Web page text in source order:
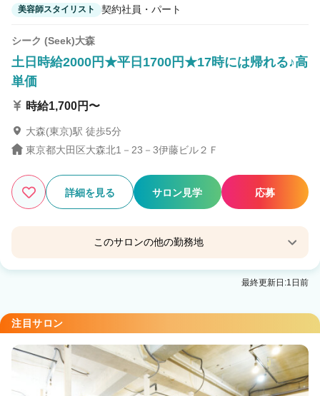
美容師スタイリスト 契約社員・パート
シーク (Seek)大森
土日時給2000円★平日1700円★17時には帰れる♪高
単価
時給1,700円〜
大森(東京)駅 徒歩5分
東京都大田区大森北1－23－3伊藤ビル２Ｆ
詳細を見る サロン見学 応募
このサロンの他の勤務地
シーク (Seek)蒲田
シーク（seek）センター南店
シーク(Seek)大井町店
大井町駅 徒歩1分
最終更新日:1日前
注目サロン